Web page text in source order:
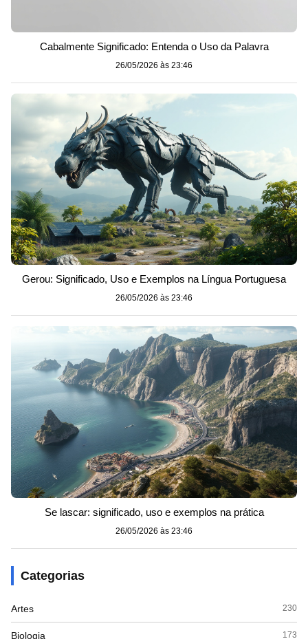
Cabalmente Significado: Entenda o Uso da Palavra
26/05/2026 às 23:46
Gerou: Significado, Uso e Exemplos na Língua Portuguesa
26/05/2026 às 23:46
Se lascar: significado, uso e exemplos na prática
26/05/2026 às 23:46
Categorias
Artes 230
Biologia 173